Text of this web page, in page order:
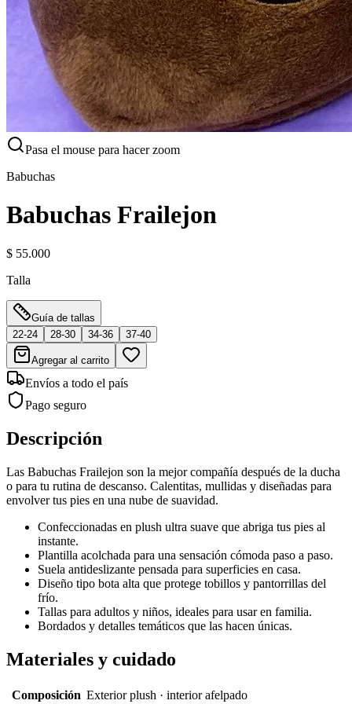
Pasa el mouse para hacer zoom
Babuchas
Babuchas Frailejon
$ 55.000
Talla
Guía de tallas
22-24
28-30 34-36 37-40
Agregar al carrito
Envíos a todo el país
Pago seguro
Descripción
Las Babuchas Frailejon son la mejor compañía después de la ducha
o para tu rutina de descanso. Calentitas, mullidas y diseñadas para
envolver tus pies en una nube de suavidad.
Confeccionadas en plush ultra suave que abriga tus pies al
instante.
Plantilla acolchada para una sensación cómoda paso a paso.
Suela antideslizante pensada para superficies en casa.
Diseño tipo bota alta que protege tobillos y pantorrillas del
frío.
Tallas para adultos y niños, ideales para usar en familia.
Bordados y detalles temáticos que las hacen únicas.
Materiales y cuidado
Composición Exterior plush · interior afelpado